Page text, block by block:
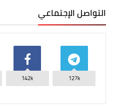
التواصل الإجتماعي
127k
142k